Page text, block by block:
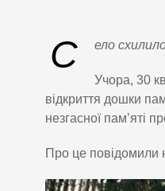
С ело
Учора, 30
відкриття дошки
незгасної пам’яті
Про це повідомили